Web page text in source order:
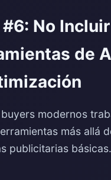
#6: No Incluir
de
modernos
más allá
publicitarias básicas.